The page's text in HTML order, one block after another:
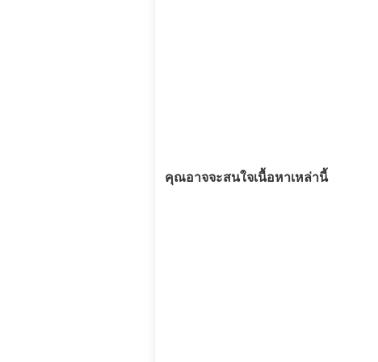
คุณอาจจะสนใจเนื้อหาเหล่านี้